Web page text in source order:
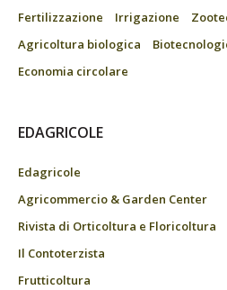
Fertilizzazione
Irrigazione
Agricoltura biologica
Economia circolare
EDAGRICOLE
Edagricole
Agricommercio & Garden Center
Rivista di Orticoltura e Floricoltura
Il Contoterzista
Frutticoltura